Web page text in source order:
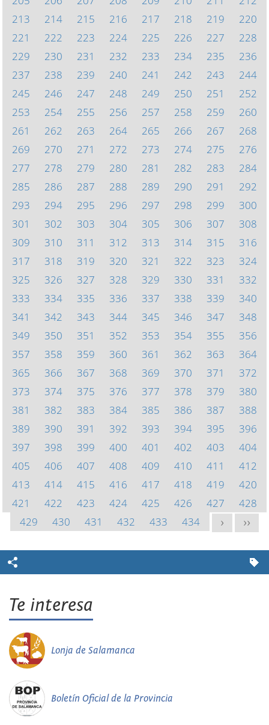
213
214 215 216 217 218 219
220
221
222 223 224 225 226 227
228
229
230 231 232 233 234 235
236
237
238 239 240 241 242 243
244
245
246 247 248 249 250 251
252
253
254 255 256 257 258 259
260
261
262 263 264 265 266 267
268
269
270 271 272 273 274 275
276
277
278 279 280 281 282 283
284
285
286 287 288 289 290 291
292
293
294 295 296 297 298 299
300
301
302 303 304 305 306 307
308
309
310 311 312 313 314 315
316
317
318 319 320 321 322 323
324
325
326 327 328 329 330 331
332
333
334 335 336 337 338 339
340
341
342 343 344 345 346 347
348
349
350 351 352 353 354 355
356
357
358 359 360 361 362 363
364
365
366 367 368 369 370 371
372
373
374 375 376 377 378 379
380
381
382 383 384 385 386 387
388
389
390 391 392 393 394 395
396
397
398 399 400 401 402 403
404
405
406 407 408 409 410 411
412
413
414 415 416 417 418 419
420
421
422 423 424 425 426 427
428
429
430 431 432 433 434 > >>
Te interesa
Lonja de Salamanca
Boletín Oficial de la Provincia